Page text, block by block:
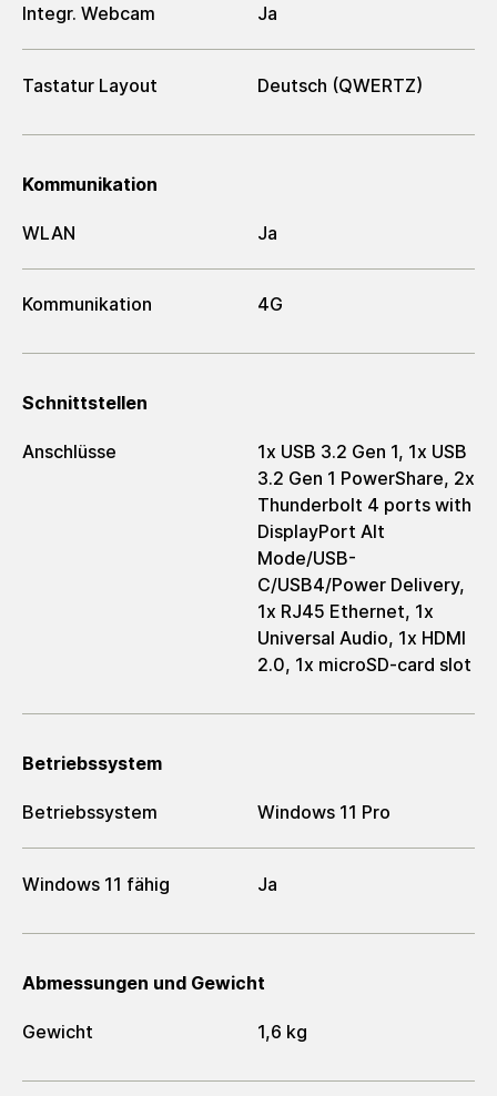
Integr. Webcam Ja
Tastatur Layout Deutsch (QWERTZ)
Kommunikation
WLAN Ja
Kommunikation 4G
Schnittstellen
Anschlüsse
1x USB 3.2 Gen 1, 1x USB
3.2 Gen 1 PowerShare, 2x
Thunderbolt 4 ports with
DisplayPort Alt
Mode/USB-
C/USB4/Power Delivery,
1x RJ45 Ethernet, 1x
Universal Audio, 1x HDMI
2.0, 1x microSD-card slot
Betriebssystem
Betriebssystem Windows 11 Pro
Windows 11 fähig Ja
Abmessungen und Gewicht
Gewicht 1,6 kg